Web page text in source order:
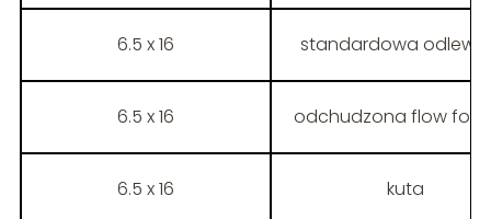
6.5 x 16 standardowa
6.5 x 16 odchudzona flow
6.5 x 16 kuta